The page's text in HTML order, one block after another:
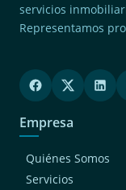
servicios
Representamos
Empresa
Quiénes Somos
Servicios